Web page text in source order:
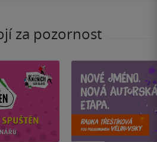
za pozornost